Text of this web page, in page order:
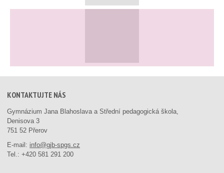
KONTAKTUJTE NÁS
Gymnázium Jana Blahoslava a Střední pedagogická škola,
Denisova 3
751 52 Přerov
E-mail: info@gjb-spgs.cz
Tel.:+420 581 291 200